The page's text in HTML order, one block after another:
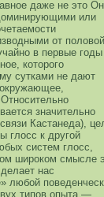
даже не это
или
от половой
в первые годы
которого
сутками не дают
окружающее,
Относительно
значительно
Кастанеда),
глосс к другой
систем глосс,
широком смысле
нас
любой
типов опыта —